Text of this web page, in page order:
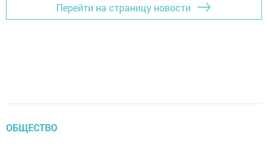
Перейти на страницу новости
ОБЩЕСТВО